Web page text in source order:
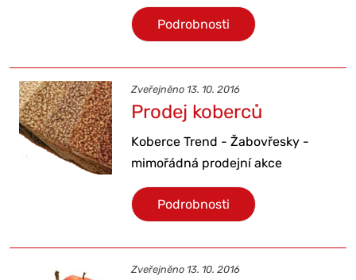
Podrobnosti
Zveřejněno 13. 10. 2016
Prodej koberců
Koberce Trend - Žabovřesky -
mimořádná prodejní akce
Podrobnosti
Zveřejněno 13. 10. 2016